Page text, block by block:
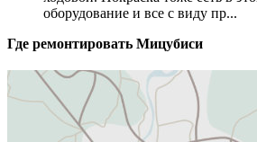
оборудование и все с виду пр...
Где ремонтировать Мицубиси